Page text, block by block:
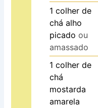
1 colher de
chá alho
picado ou
amassado
1 colher de
chá
mostarda
amarela